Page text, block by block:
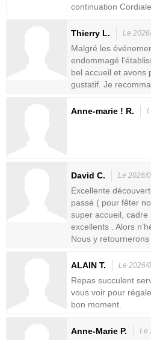
continuation
Thierry L. Le
Malgré les
endommagé
bel accueil et avons
gustatif. Je
Anne-marie ! R.
David C. Le 2026/
Excellente
passé ( pour fêter
super accueil,
excellents . Alors
Nous y retournerons
ALAIN T. Le 2026/
Repas succulent
vous voir pour
bon moment.
Anne-Marie P. Le